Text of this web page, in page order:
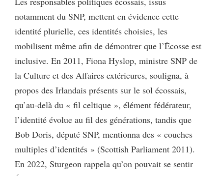
notamment du SNP, mettent en évidence cette
identité plurielle, ces identités choisies, les
mobilisent même afin de démontrer que l’Écosse est
inclusive. En 2011, Fiona Hyslop, ministre SNP de
la Culture et des Affaires extérieures, souligna, à
propos des Irlandais présents sur le sol écossais,
qu’au-delà du « fil celtique », élément fédérateur,
l’identité évolue au fil des générations, tandis que
Bob Doris, député SNP, mentionna des « couches
multiples d’identités » (Scottish Parliament 2011).
En 2022, Sturgeon rappela qu’on pouvait se sentir